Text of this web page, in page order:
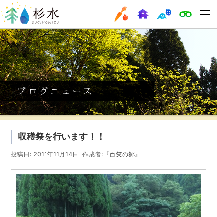
収穫祭を行います！！
投稿日: 2011年11月14日 作成者:『百笑の郷』